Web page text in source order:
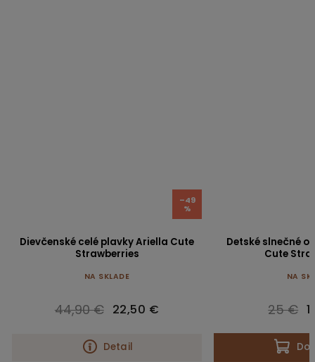
–49
%
Dievčenské celé plavky Ariella Cute
Strawberries
NA SKLADE
44,90 € 22,50 €
Detail
Detské slnečné
Cute
NA
25 €
Do